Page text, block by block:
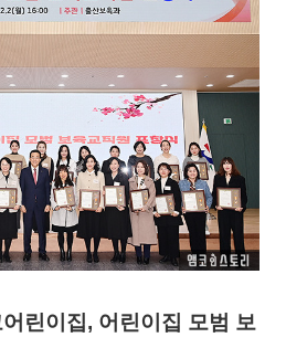
린이집, 어린이집 모범 보